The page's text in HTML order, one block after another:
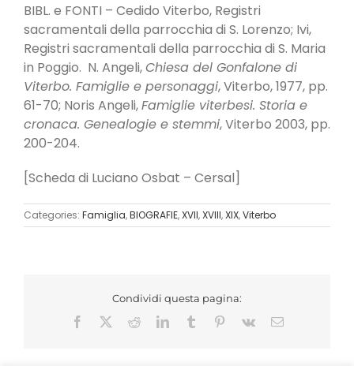
BIBL. e FONTI – Cedido Viterbo, Registri
sacramentali della parrocchia di S. Lorenzo; Ivi,
Registri sacramentali della parrocchia di S. Maria
in Poggio. N. Angeli,Chiesa del Gonfalone di
Viterbo. Famiglie e personaggi, Viterbo, 1977, pp.
61-70; Noris Angeli,Famiglie viterbesi. Storia e
cronaca. Genealogie e stemmi, Viterbo 2003, pp.
200-204.
[Scheda di Luciano Osbat – Cersal]
Categories: Famiglia,BIOGRAFIE,XVII,XVIII,XIX,Viterbo
Condividi questa pagina:
Facebook
RedditLinkedInTumblr Pinterest
Vk Email